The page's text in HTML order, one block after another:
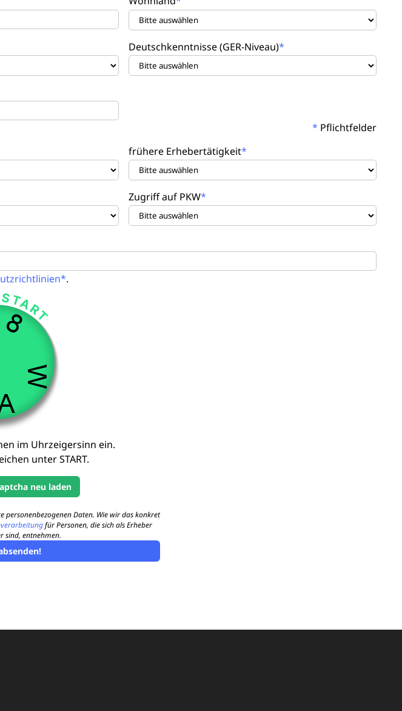
Deutschkenntnisse (GER-Niveau)
* Pflichtfelder
frühere Erhebertätigkeit
Zugriff auf PKW
.
im Uhrzeigersinn ein.
unter START.
personenbezogenen Daten. Wie wir das konkret
für Personen, die sich als Erheber
sind, entnehmen.